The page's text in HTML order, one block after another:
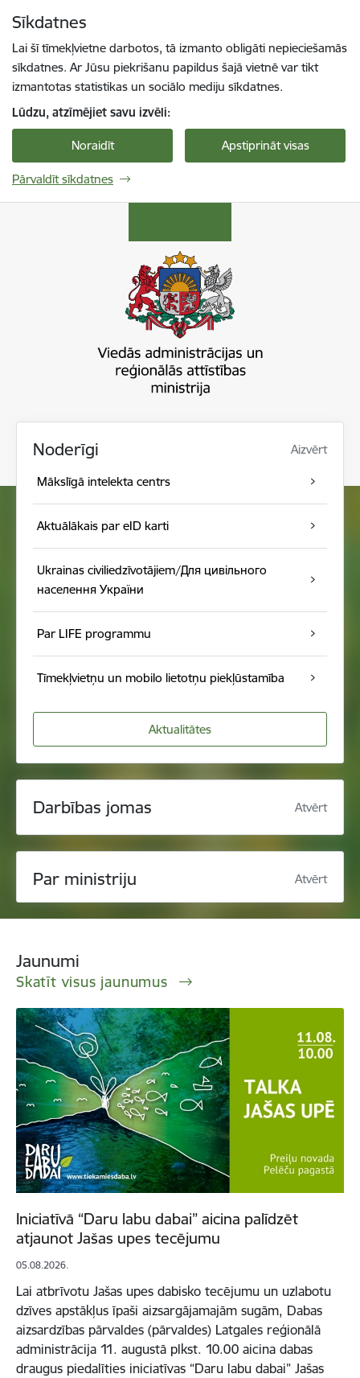
Sīkdatnes
Lai šī tīmekļvietne darbotos, tā izmanto obligāti nepieciešamās
sīkdatnes. Ar Jūsu piekrišanu papildus šajā vietnē var tikt
izmantotas statistikas un sociālo mediju sīkdatnes.
Lūdzu, atzīmējiet savu izvēli:
Noraidīt Apstiprināt visas
Pārvaldīt sīkdatnes
Noderīgi Aizvērt
Mākslīgā intelekta centrs
Aktuālākais par eID karti
Ukrainas civiliedzīvotājiem/Для цивільного
населення України
Par LIFE programmu
Tīmekļvietņu un mobilo lietotņu piekļūstamība
Aktualitātes
Darbības jomas Atvērt
Par ministriju Atvērt
Jaunumi
Skatīt visus jaunumus
Iniciatīvā “Daru labu dabai” aicina palīdzēt
atjaunot Jašas upes tecējumu
05.08.2026.
Lai atbrīvotu Jašas upes dabisko tecējumu un uzlabotu
dzīves apstākļus īpaši aizsargājamajām sugām, Dabas
aizsardzības pārvaldes (pārvaldes) Latgales reģionālā
administrācija 11. augustā plkst. 10.00 aicina dabas
draugus piedalīties iniciatīvas “Daru labu dabai” Jašas